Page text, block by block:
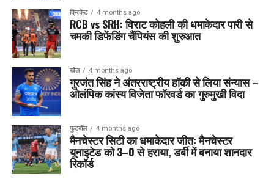
क्रिकेट 4 months ago
RCB vs SRH: विराट कोहली की धमाकेदार पारी से
चमकी डिफेंडिंग चैंपियंस की शुरुआत
खेल 4 months ago
गुरजंत सिंह ने अंतरराष्ट्रीय हॉकी से लिया संन्यास –
ओलंपिक कांस्य विजेता फॉरवर्ड का गुरुमुखी विदा
फुटबॉल 4 months ago
मैनचेस्टर सिटी का धमाकेदार जीत: मैनचेस्टर
यूनाइटेड को 3–0 से हराया, डर्बी में बनाया शानदार
रिकॉर्ड